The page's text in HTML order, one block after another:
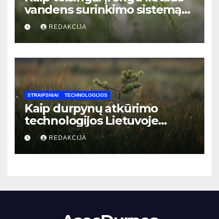
vandens surinkimo sistemą
privačiame name: žingsnis po
žingsnio vadovas
REDAKCIJA
STRAIPSNIAI TECHNOLOGIJOS
Kaip durpynų atkūrimo
technologijos Lietuvoje
padeda mažinti CO2 emisijas:
naujausi sprendimai ir jų
nauda
REDAKCIJA